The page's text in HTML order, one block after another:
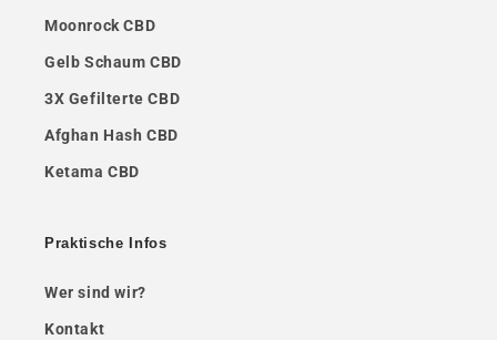
Moonrock CBD
Gelb Schaum CBD
3X Gefilterte CBD
Afghan Hash CBD
Ketama CBD
Praktische Infos
Wer sind wir?
Kontakt